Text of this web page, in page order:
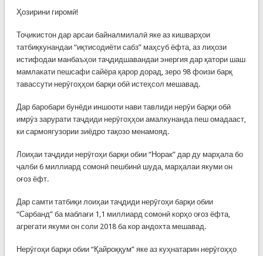
Ҳозирини гиромӣ!
Тоҷикистон дар арсаи байналмилалӣ яке аз кишварҳои
татбиқкунандаи “иқтисодиёти сабз” маҳсуб ёфта, аз лиҳози
истифодаи манбаъҳои таҷдидшавандаи энергия дар қатори шаш
мамлакати пешсафи сайёра қарор дорад, зеро 98 фоизи барқ
тавассути нерӯгоҳҳои барқи обӣ истеҳсол мешавад.
Дар баробари бунёди иншооти нави тавлиди нерӯи барқи обӣ
имрӯз зарурати таҷдиди нерӯгоҳҳои амалкунанда пеш омадааст,
ки сармоягузории зиёдро тақозо менамояд.
Лоиҳаи таҷдиди нерӯгоҳи барқи обии “Норак” дар ду марҳала бо
ҷалби 6 миллиард сомонӣ пешбинӣ шуда, марҳалаи якуми он
оғоз ёфт.
Дар самти татбиқи лоиҳаи таҷдиди нерӯгоҳи барқи обии
“Сарбанд” ба маблағи 1,1 миллиард сомонӣ корҳо оғоз ёфта,
агрегати якуми он соли 2018 ба кор андохта мешавад.
Нерӯгоҳи барқи обии “Қайроққум” яке аз куҳнатарин нерӯгоҳҳо